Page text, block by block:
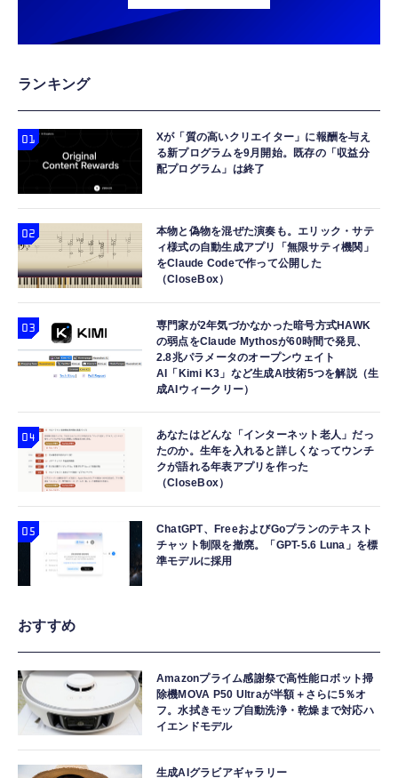
ランキング
Xが「質の高いクリエイター」に報酬を与え
る新プログラムを9月開始。既存の「収益分
配プログラム」は終了
本物と偽物を混ぜた演奏も。エリック・サテ
ィ様式の自動生成アプリ「無限サティ機関」
をClaude Codeで作って公開した
（CloseBox）
専門家が2年気づかなかった暗号方式HAWK
の弱点をClaude Mythosが60時間で発見、
2.8兆パラメータのオープンウェイト
AI「Kimi K3」など生成AI技術5つを解説（生
成AIウィークリー）
あなたはどんな「インターネット老人」だっ
たのか。生年を入れると詳しくなってウンチ
クが語れる年表アプリを作った
（CloseBox）
ChatGPT、FreeおよびGoプランのテキスト
チャット制限を撤廃。「GPT-5.6 Luna」を標
準モデルに採用
おすすめ
Amazonプライム感謝祭で高性能ロボット掃
除機MOVA P50 Ultraが半額＋さらに5％オ
フ。水拭きモップ自動洗浄・乾燥まで対応ハ
イエンドモデル
生成AIグラビアギャラリー